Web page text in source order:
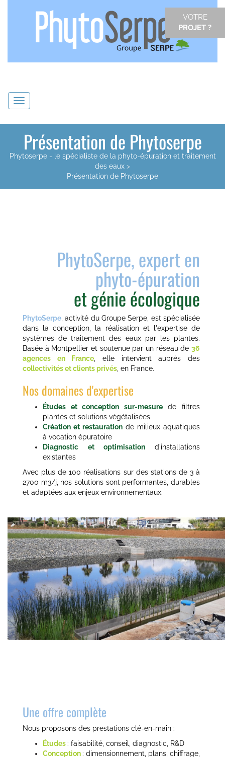
VOTRE
PROJET ?
Navigation
Présentation de Phytoserpe
Phytoserpe - le spécialiste de la phyto-épuration et traitement
des eaux >
Présentation de Phytoserpe
PhytoSerpe, expert en
phyto-épuration
et génie écologique
PhytoSerpe , activité du Groupe Serpe, est spécialisée
dans la conception, la réalisation et l'expertise de
systèmes de traitement des eaux par les plantes.
Basée à Montpellier et soutenue par un réseau de 36
agences en France , elle intervient auprès des
collectivités et clients privés , en France.
Nos domaines d'expertise
Études et conception sur-mesurede filtres
plantés et solutions végétalisées
Création et restauration de milieux aquatiques
à vocation épuratoire
Diagnostic et optimisation d'installations
existantes
Avec plus de 100 réalisations sur des stations de 3 à
2700 m3/j, nos solutions sont performantes, durables
et adaptées aux enjeux environnementaux.
Une offre complète
Nous proposons des prestations clé-en-main :
Études: faisabilité, conseil, diagnostic, R&D
Conception: dimensionnement, plans, chiffrage,